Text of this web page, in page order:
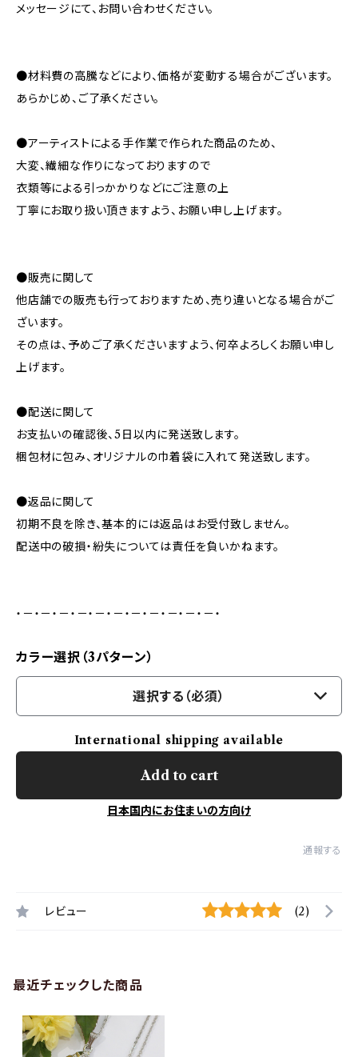
メッセージにて、お問い合わせください。
●材料費の高騰などにより、価格が変動する場合がございます。
あらかじめ、ご了承ください。
●アーティストによる手作業で作られた商品のため、
大変、繊細な作りになっておりますので
衣類等による引っかかりなどにご注意の上
丁寧にお取り扱い頂きますよう、お願い申し上げます。
●販売に関して
他店舗での販売も行っておりますため、売り違いとなる場合がご
ざいます。
その点は、予めご了承くださいますよう、何卒よろしくお願い申し
上げます。
●配送に関して
お支払いの確認後、5日以内に発送致します。
梱包材に包み、オリジナルの巾着袋に入れて発送致します。
●返品に関して
初期不良を除き、基本的には返品はお受付致しません。
配送中の破損・紛失については責任を負いかねます。
・－・－・－・－・－・－・－・－・－・－・－・
カラー選択（3パターン）
選択する（必須）
International shipping available
Add to cart
日本国内にお住まいの方向け
通報する
レビュー (2)
最近チェックした商品